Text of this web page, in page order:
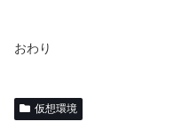
おわり
仮想環境